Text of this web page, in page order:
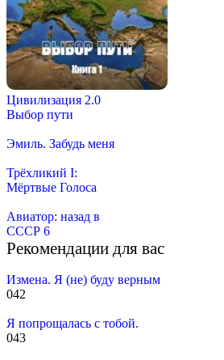
Цивилизация 2.0
Выбор пути
Эмиль. Забудь меня
Трёхликий I:
Мёртвые Голоса
Авиатор: назад в
СССР 6
Рекомендации для вас
Измена. Я (не) буду верным
042
Я попрощалась с тобой.
043